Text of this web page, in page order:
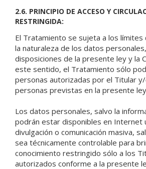
2.6. PRINCIPIO DE ACCESO Y
RESTRINGIDA:
El Tratamiento se sujeta a los límites
la naturaleza de los datos
disposiciones de la presente ley y la
este sentido, el Tratamiento sólo
personas autorizadas por el Titular
personas previstas en la presente
Los datos personales, salvo la
podrán estar disponibles en Internet
divulgación o comunicación masiva,
sea técnicamente controlable para
conocimiento restringido sólo a los
autorizados conforme a la presente